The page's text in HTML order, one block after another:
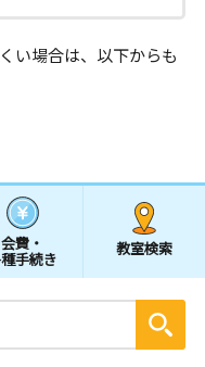
い場合は、以下からも
会費・
手続き
教室検索